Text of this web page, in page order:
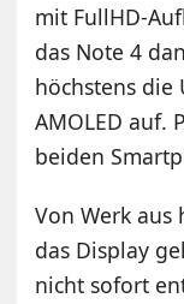
mit FullHD-
das Note 4
höchstens die
AMOLED auf.
beiden
Von Werk aus
das Display
nicht sofort